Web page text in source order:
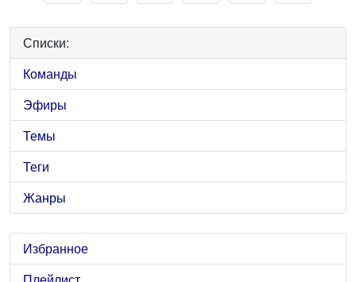
Списки:
Команды
Эфиры
Темы
Теги
Жанры
Избранное